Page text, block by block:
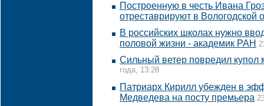
Построенную в честь Ивана
отреставрируют в Вологодской
В российских школах нужно
половой жизни - академик РАН
Сильный ветер повредил купол
года, 13:28
Патриарх Кирилл убежден в
Медведева на посту премьера